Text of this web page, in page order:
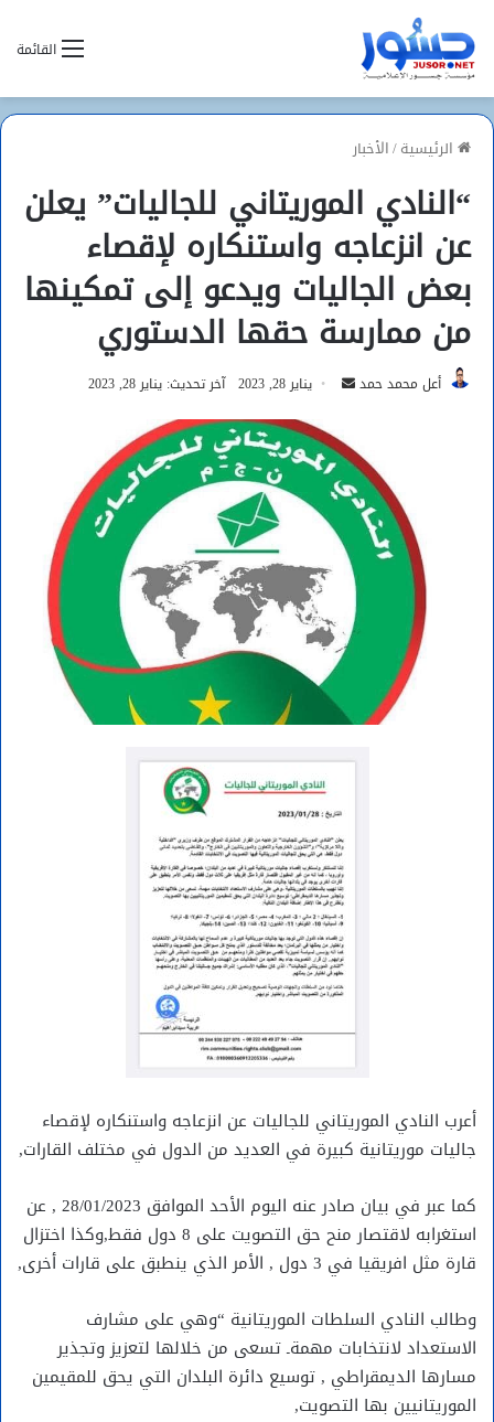
القائمة
الرئيسية/الأخبار
“النادي الموريتاني للجاليات” يعلن
عن انزعاجه واستنكاره لإقصاء
بعض الجاليات ويدعو إلى تمكينها
من ممارسة حقها الدستوري
أعل محمد حمد
أرسل
إلكترونيا
يناير 28, 2023 آخر تحديث: يناير 28, 2023
أعرب النادي الموريتاني للجاليات عن انزعاجه واستنكاره لإقصاء
جاليات موريتانية كبيرة في العديد من الدول في مختلف القارات,
كما عبر في بيان صادر عنه اليوم الأحد الموافق 28/01/2023 , عن
استغرابه لاقتصار منح حق التصويت على 8 دول فقط,وكذا اختزال
قارة مثل افريقيا في 3 دول , الأمر الذي ينطبق على قارات أخرى,
وطالب النادي السلطات الموريتانية “وهي على مشارف
الاستعداد لانتخابات مهمةـ تسعى من خلالها لتعزيز وتجذير
مسارها الديمقراطي , توسيع دائرة البلدان التي يحق للمقيمين
الموريتانيين بها التصويت,